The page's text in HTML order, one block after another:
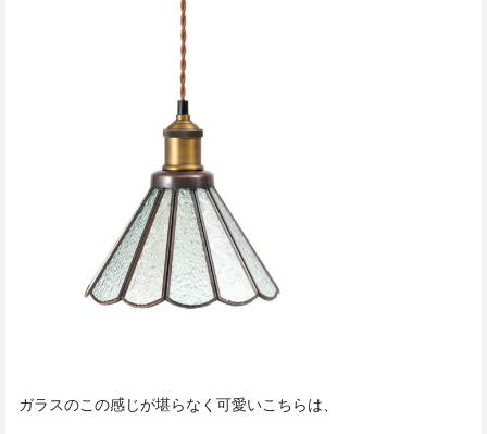
ガラスのこの感じが堪らなく可愛いこちらは、